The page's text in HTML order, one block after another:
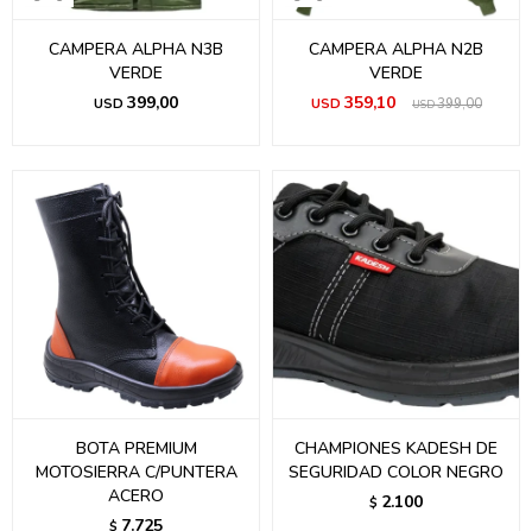
CAMPERA ALPHA N3B
VERDE
USD 399,00
CAMPERA ALPHA N2B
VERDE
USD 359,10 USD399,00
BOTA PREMIUM
MOTOSIERRA C/PUNTERA
ACERO
$ 7.725
CHAMPIONES KADESH DE
SEGURIDAD COLOR NEGRO
$ 2.100